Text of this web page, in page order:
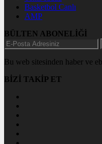
Basketbol Canlı
AMP
BÜLTEN ABONELİĞİ
Bu web sitesinden haber ve
BİZİ TAKİP ET